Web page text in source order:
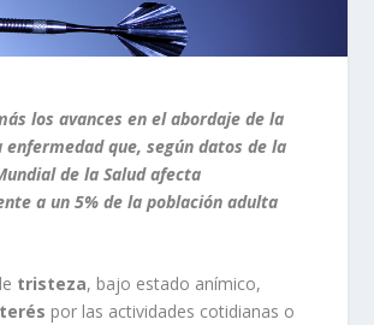
los avances en el abordaje de la
enfermedad que, según datos de la
de la Salud afecta
a un 5% de la población adulta
tristeza, bajo estado anímico,
por las actividades cotidianas o